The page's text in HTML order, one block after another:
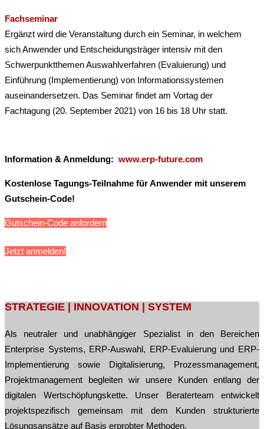
Fachseminar
Ergänzt wird die Veranstaltung durch ein Seminar, in welchem
sich Anwender und Entscheidungsträger intensiv mit den
Schwerpunktthemen Auswahlverfahren (Evaluierung) und
Einführung (Implementierung) von Informationssystemen
auseinandersetzen. Das Seminar findet am Vortag der
Fachtagung (20. September 2021) von 16 bis 18 Uhr statt.
Information & Anmeldung: www.erp-future.com
Kostenlose Tagungs-Teilnahme für Anwender mit unserem
Gutschein-Code!
Gutschein-Code anfordern
Jetzt anmelden!
Post
navigation
STRATEGIE | INNOVATION | SYSTEM
Als neutraler und unabhängiger Spezialist in den Bereichen
Enterprise Systems, ERP-Auswahl, ERP-Evaluierung und ERP-
Implementierung sowie Digitalisierung, Prozessmanagement,
Projektmanagement begleiten wir unsere Kunden entlang der
digitalen Wertschöpfungskette. Unser Beraterteam entwickelt
projektspezifisch gemeinsam mit dem Kunden strukturierte
Lösungsansätze auf Basis erprobter Methoden.